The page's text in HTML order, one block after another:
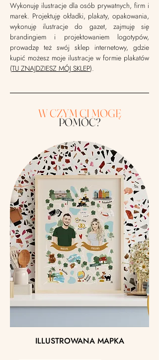
Wykonuję ilustracje dla osób prywatnych, firm i
marek. Projektuję okładki, plakaty, opakowania,
wykonuję ilustracje do gazet, zajmuję się
brandingiem i projektowaniem logotypów,
prowadzę też swój sklep internetowy, gdzie
kupić możesz moje ilustracje w formie plakatów
(TU ZNAJDZIESZ MÓJ SKLEP).
W CZYM CI MOGĘ
POMÓC?
ILLUSTROWANA MAPKA